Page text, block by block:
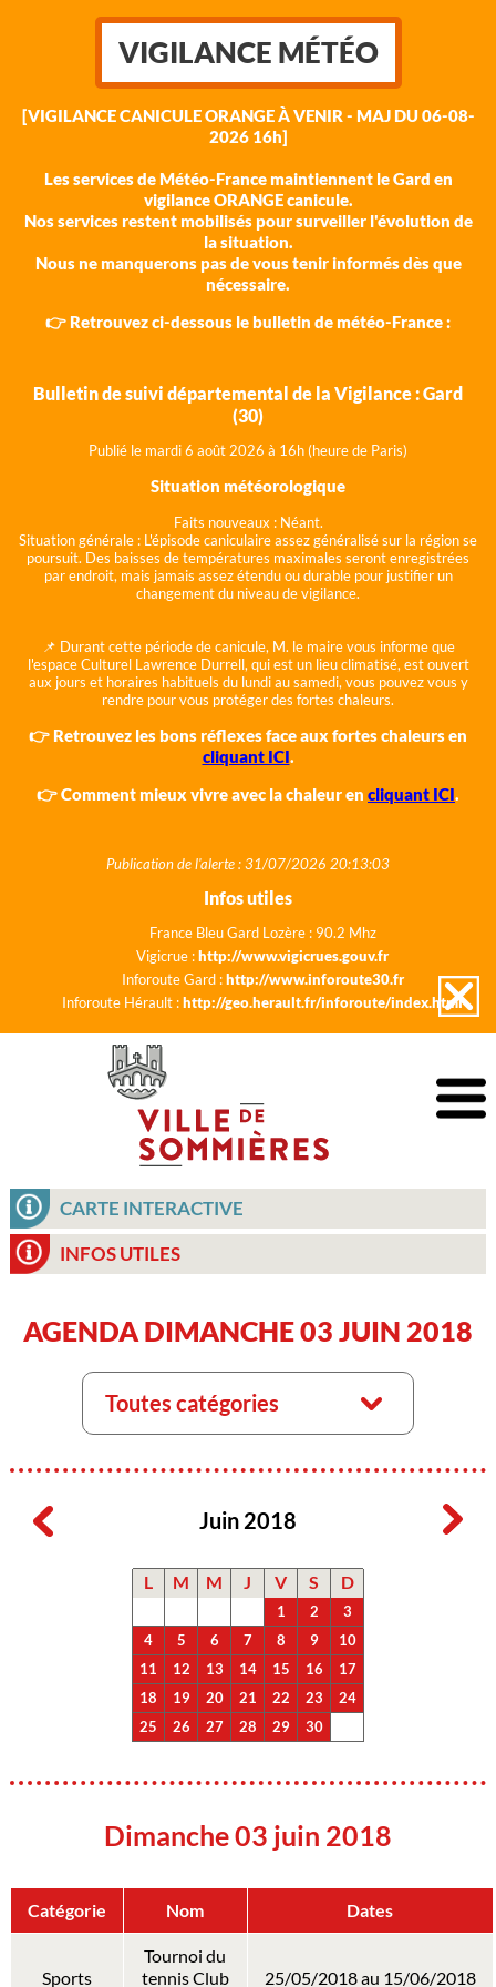
VIGILANCE MÉTÉO
[VIGILANCE CANICULE ORANGE À VENIR - MAJ DU 06-08-
2026 16h]
Les services de Météo-France maintiennent le Gard en
vigilance ORANGE canicule.
Nos services restent mobilisés pour surveiller l'évolution de
la situation.
Nous ne manquerons pas de vous tenir informés dès que
nécessaire.
👉 Retrouvez ci-dessous le bulletin de météo-France :
Bulletin de suivi départemental de la Vigilance : Gard
(30)
Publié le mardi 6 août 2026 à 16h (heure de Paris)
Situation météorologique
Faits nouveaux : Néant.
Situation générale : L'épisode caniculaire assez généralisé sur la région se
poursuit. Des baisses de températures maximales seront enregistrées
par endroit, mais jamais assez étendu ou durable pour justifier un
changement du niveau de vigilance.
📌 Durant cette période de canicule, M. le maire vous informe que
l'espace Culturel Lawrence Durrell, qui est un lieu climatisé, est ouvert
aux jours et horaires habituels du lundi au samedi, vous pouvez vous y
rendre pour vous protéger des fortes chaleurs.
👉 Retrouvez les bons réflexes face aux fortes chaleurs en
cliquant ICI.
👉 Comment mieux vivre avec la chaleur en cliquant ICI.
Publication de l'alerte : 31/07/2026 20:13:03
Infos utiles
France Bleu Gard Lozère : 90.2 Mhz
Vigicrue :http://www.vigicrues.gouv.fr
Inforoute Gard :http://www.inforoute30.fr
Inforoute Hérault :http://geo.herault.fr/inforoute/index.html
CARTE INTERACTIVE
INFOS UTILES
AGENDA DIMANCHE 03 JUIN 2018
Toutes catégories
Juin 2018
L M M J V S D
1 2
3
4
5 6 7 8 9
10
11
12 13 14 15 16
17
18
19 20 21 22 23
24
25
26 27 28 29 30
Dimanche 03 juin 2018
Catégorie Nom Dates
Sports
Tournoi du
tennis Club
25/05/2018 au 15/06/2018